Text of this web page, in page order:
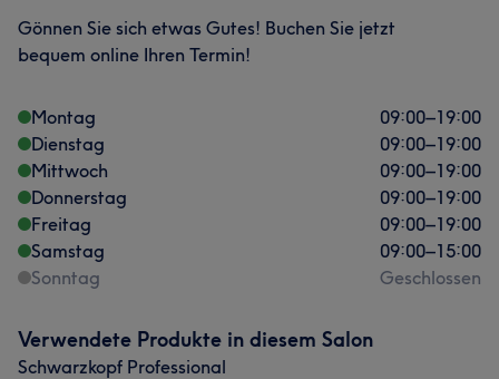
Gönnen Sie sich etwas Gutes! Buchen Sie jetzt
bequem online Ihren Termin!
Montag 09:00–19:00
Dienstag
09:00–19:00
Mittwoch
09:00–19:00
Donnerstag
09:00–19:00
Freitag
09:00–19:00
Samstag
09:00–15:00
Sonntag
Geschlossen
Verwendete Produkte in diesem Salon
Schwarzkopf Professional